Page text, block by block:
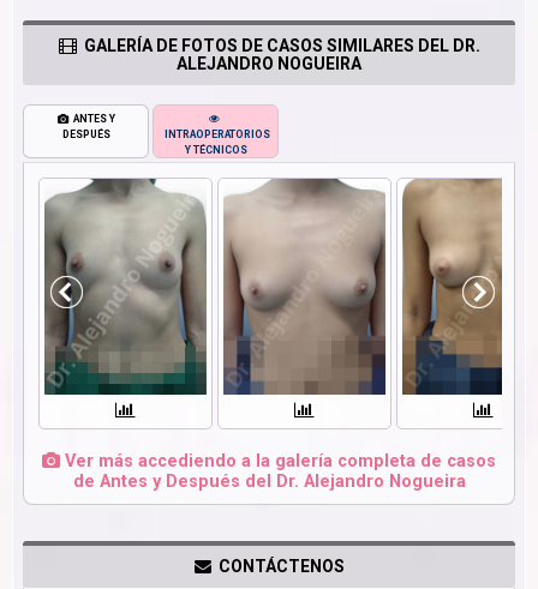
GALERÍA DE FOTOS DE CASOS SIMILARES DEL DR.
ALEJANDRO NOGUEIRA
ANTES Y
DESPUÉS
INTRAOPERATORIOS
Y TÉCNICOS
Ver más accediendo a la galería completa de casos
de Antes y Después del Dr. Alejandro Nogueira
CONTÁCTENOS